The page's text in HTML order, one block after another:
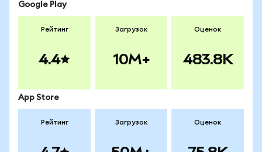
Google Play
Рейтинг
4.4
Загрузок
10M+
Оценок
483.8K
App Store
Рейтинг Загрузок Оценок